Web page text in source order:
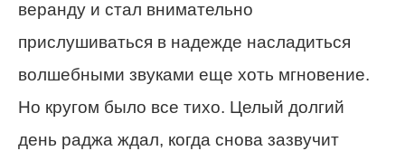
веранду и стал внимательно
прислушиваться в надежде насладиться
волшебными звуками еще хоть мгновение.
Но кругом было все тихо. Целый долгий
день раджа ждал, когда снова зазвучит